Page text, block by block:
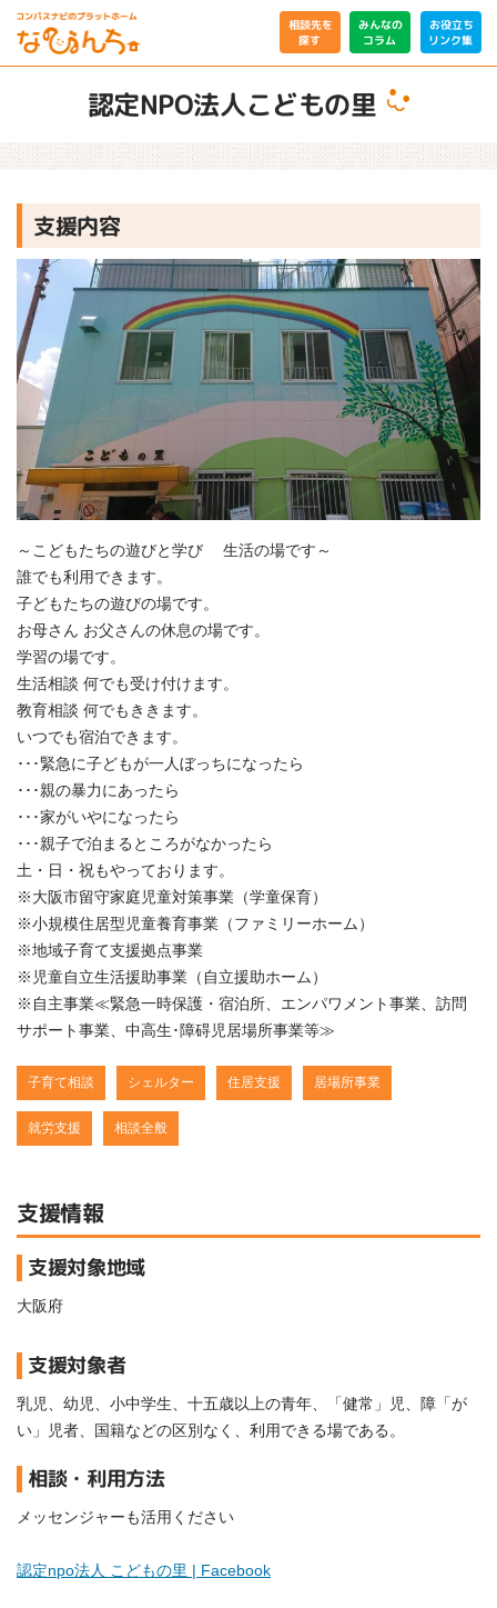
相談先を
探す
みんなの
コラム
お役立ち
リンク集
認定NPO法人こどもの里
支援内容
～こどもたちの遊びと学び 生活の場です～
誰でも利用できます。
子どもたちの遊びの場です。
お母さん お父さんの休息の場です。
学習の場です。
生活相談 何でも受け付けます。
教育相談 何でもききます。
いつでも宿泊できます。
･･･緊急に子どもが一人ぼっちになったら
･･･親の暴力にあったら
･･･家がいやになったら
･･･親子で泊まるところがなかったら
土・日・祝もやっております。
※大阪市留守家庭児童対策事業（学童保育）
※小規模住居型児童養育事業（ファミリーホーム）
※地域子育て支援拠点事業
※児童自立生活援助事業（自立援助ホーム）
※自主事業≪緊急一時保護・宿泊所、エンパワメント事業、訪問
サポート事業、中高生･障碍児居場所事業等≫
子育て相談 シェルター 住居支援 居場所事業
就労支援 相談全般
支援情報
支援対象地域
大阪府
支援対象者
乳児、幼児、小中学生、十五歳以上の青年、「健常」児、障「が
い」児者、国籍などの区別なく、利用できる場である。
相談・利用方法
メッセンジャーも活用ください
認定npo法人 こどもの里 | Facebook